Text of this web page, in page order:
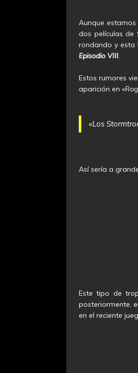
Aunque
dos películas de
rondando y esta
Episodio VIII.
Estos rumores
aparición en
«Los
Así sería a
Este tipo de
posteriormente,
en el reciente